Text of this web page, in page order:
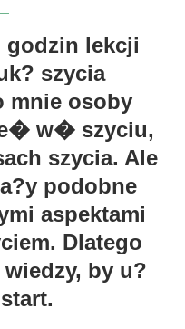
godzin lekcji
szycia
mnie osoby
w� szyciu,
szycia. Ale
podobne
aspektami
Dlatego
by u?